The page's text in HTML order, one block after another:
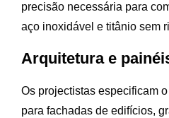
precisão necessária para
aço inoxidável e titânio sem
Arquitetura e
Os projectistas especificam
para fachadas de edifícios,